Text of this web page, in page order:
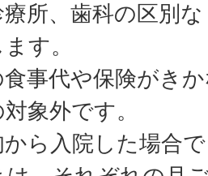
所、歯科の区別
す。
食事代や保険がき
象外です。
から入院した場合